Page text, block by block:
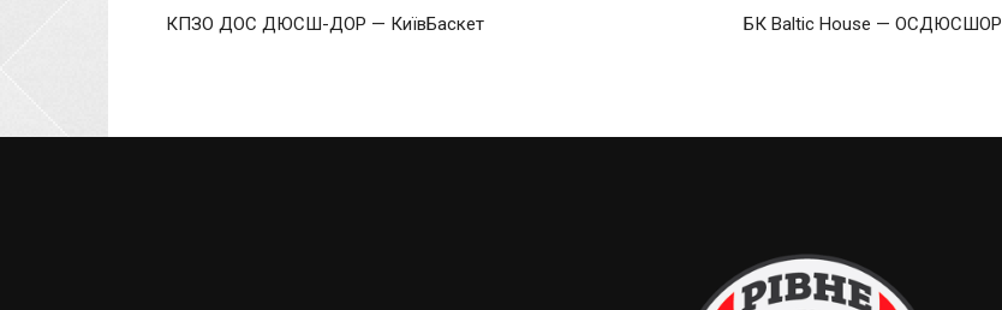
КПЗО ДОС ДЮСШ-ДОР — КиївБаскет БК Baltic House — ОСДЮСШОР